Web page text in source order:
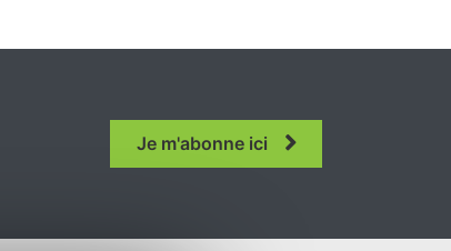
Je m'abonne ici